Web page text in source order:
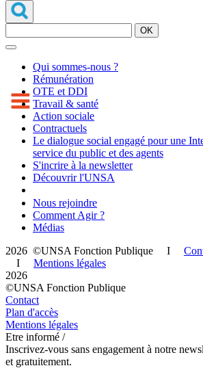
OK
Qui sommes-nous ?
Rémunération
OTE et DDI
Travail & santé
Action sociale
Contractuels
Le dialogue social engagé pour une
service du public et des agents
S'incrire à la newsletter
Découvrir l'UNSA
Nous rejoindre
Comment Agir ?
Médias
2026 ©UNSA Fonction Publique I
I Mentions légales
2026
©UNSA Fonction Publique
Contact
Plan d'accès
Mentions légales
Etre informé /
Inscrivez-vous sans engagement à notre
et gratuitement.